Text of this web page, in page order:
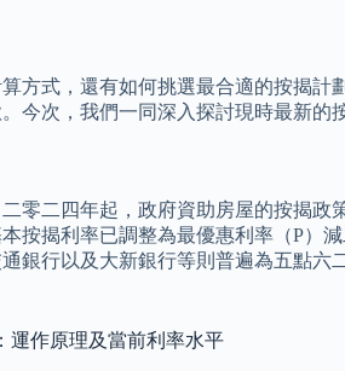
方式，還有如何挑選最合適的按揭
今次，我們一同深入探討現時最新的
零二四年起，政府資助房屋的按揭
按揭利率已調整為最優惠利率（P
銀行以及大新銀行等則普遍為五點
運作原理及當前利率水平